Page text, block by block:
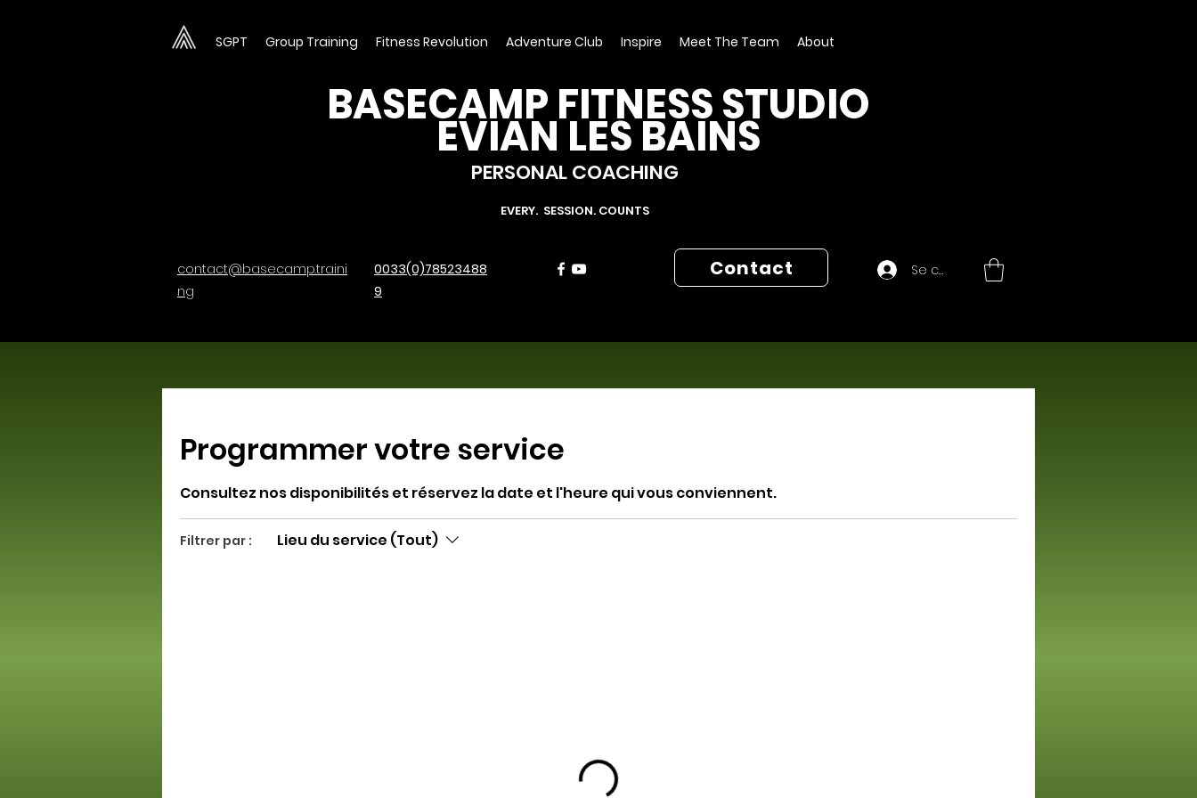
SGPT Group Training Fitness Revolution Adventure Club Inspire Meet The Team About
BASECAMP FITNESS STUDIO
EVIAN LES BAINS
PERSONAL COACHING
EVERY. SESSION. COUNTS
contact@basecamp.traini
ng
0033(0)78523488
9
Contact Se connecter
Programmer votre service
Consultez nos disponibilités et réservez la date et l'heure qui vous conviennent.
Filtrer par : Lieu du service (Tout)